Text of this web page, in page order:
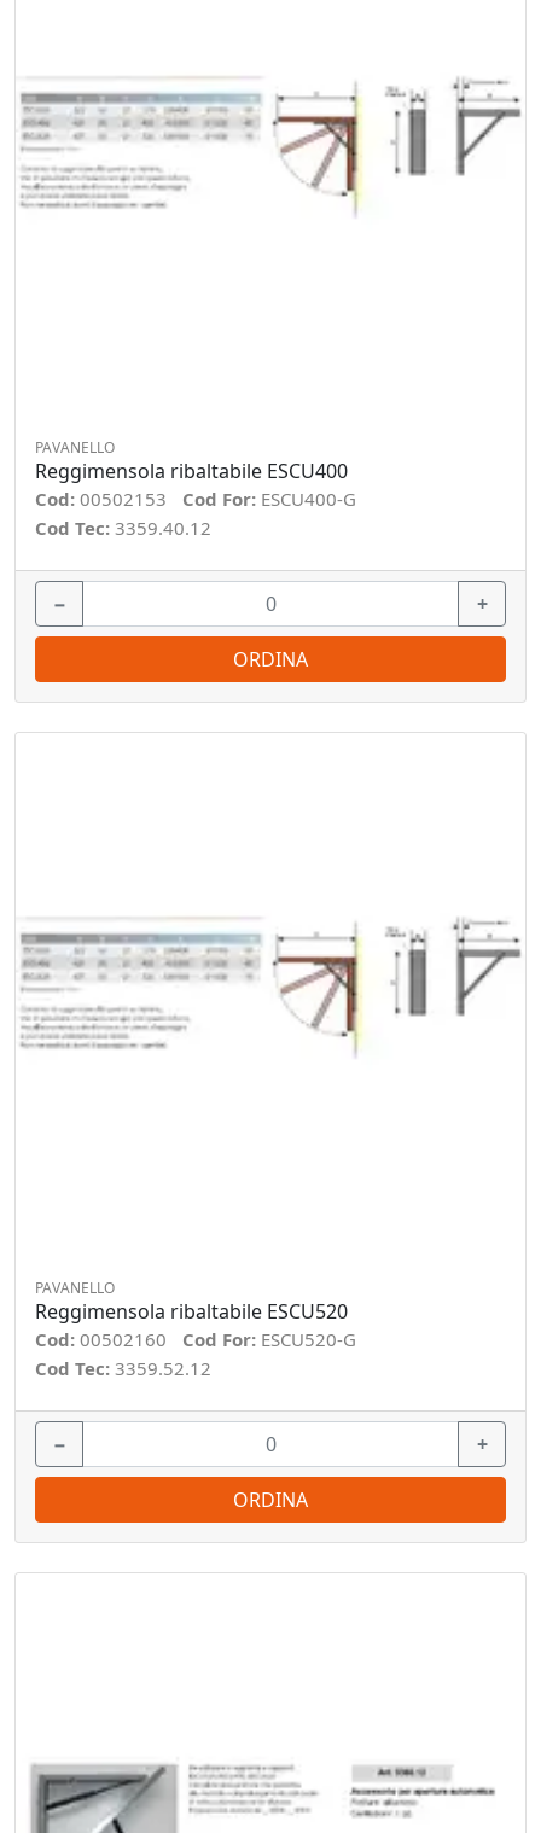
PAVANELLO
Reggimensola ribaltabile ESCU400
Cod: 00502153 Cod For: ESCU400-G
Cod Tec: 3359.40.12
− +
ORDINA
PAVANELLO
Reggimensola ribaltabile ESCU520
Cod: 00502160 Cod For: ESCU520-G
Cod Tec: 3359.52.12
− +
ORDINA